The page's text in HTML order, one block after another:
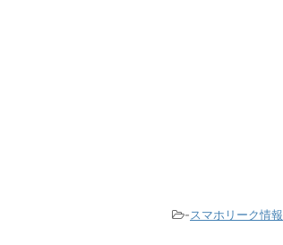
-スマホリーク情報